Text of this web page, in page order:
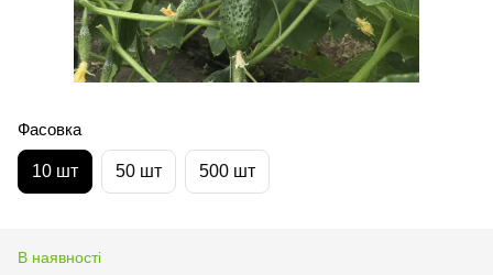
Фасовка
10 шт 50 шт 500 шт
В наявності